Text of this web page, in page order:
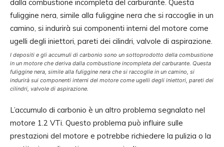
I depositi e gli accumuli di carbonio sono un sottoprodotto della combustione
in un motore che deriva dalla combustione incompleta del carburante. Questa
fuliggine nera, simile alla fuliggine nera che si raccoglie in un camino, si
indurirà sui componenti interni del motore come ugelli degli iniettori, pareti dei
cilindri, valvole di aspirazione.
L’accumulo di carbonio è un altro problema segnalato nel
motore 1.2 VTi. Questo problema può influire sulle
prestazioni del motore e potrebbe richiedere la pulizia o la